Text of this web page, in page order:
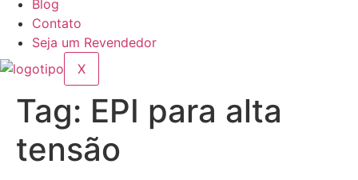
Blog
Contato
Seja um Revendedor
X
Tag: EPI para alta
tensão